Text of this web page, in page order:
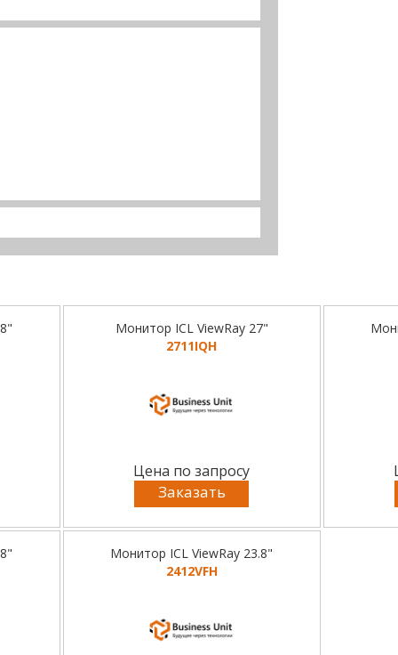
Монитор ICL ViewRay 27"
2711IQH
Цена по запросу
Заказать
Монитор ICL ViewRay 23.8"
2412VFH